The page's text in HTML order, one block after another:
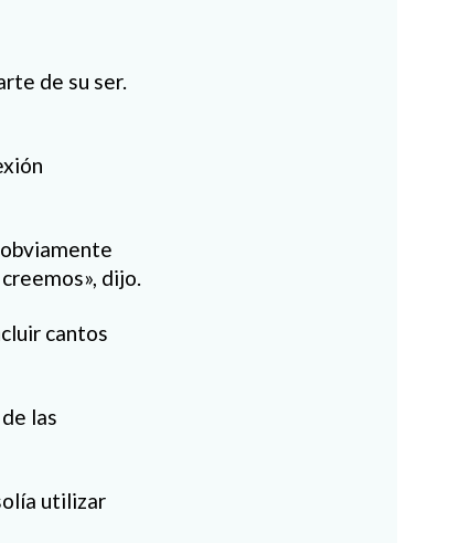
de su ser.
dijo.
cantos
las
utilizar